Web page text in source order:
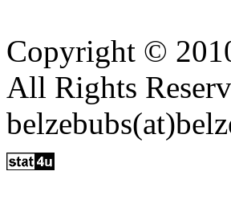
Copyright ©
All Rights